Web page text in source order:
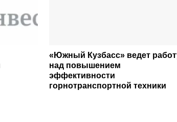
«Южный Кузбасс» ведет
над повышением
эффективности
горнотранспортной техники